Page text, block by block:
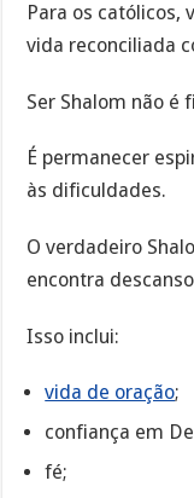
Para os católicos,
vida reconciliada
Ser Shalom não é
É permanecer
às dificuldades.
O verdadeiro
encontra
Isso inclui:
vida de oração;
confiança em
fé;